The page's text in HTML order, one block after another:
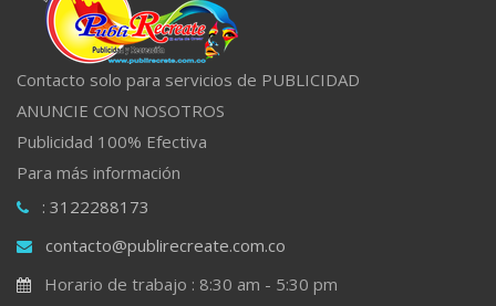
Contacto solo para servicios de PUBLICIDAD
ANUNCIE CON NOSOTROS
Publicidad 100% Efectiva
Para más información
: 3122288173
contacto@publirecreate.com.co
Horario de trabajo : 8:30 am - 5:30 pm